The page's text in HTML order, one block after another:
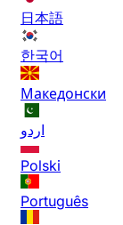
日本語
한국어
Македонски
اردو
Polski
Português